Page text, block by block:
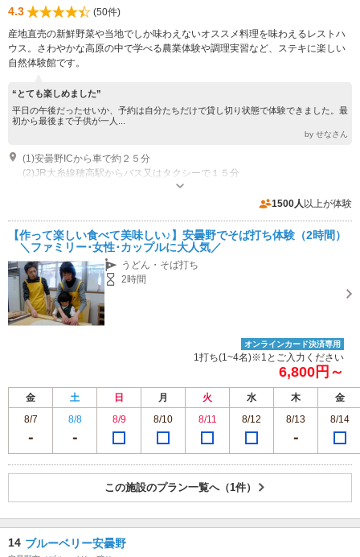
4.3
(50件)
産地直売の新鮮野菜や当地でしか味わえないオススメ料理を味わえるレストハ
ウス。さわやかな高原の中で学べる農業体験や調理実習など、ステキに楽しい
自然体験館です。
“とても楽しめました”
平日の午後だったせいか、予約は自分たちだけで貸し切り状態で体験できました。最
初から最後まで子供が一人...
by せなさん
(1)安曇野ICから車で約２５分
(2)JR大糸線穂高駅からバス又はタクシーで１５分
営業時間：８：３０～１７：００（１０／１～４／２４）
1500人 以上が体験
【作って楽しい食べて美味しい♪】安曇野でそば打ち体験（2時間）
＼ファミリー･女性･カップルに大人気／
うどん・そば打ち
2時間
オンラインカード決済専用
1打ち(1~4名)※1とご入力ください
6,800円～
金 土 日 月 火 水 木
金
8/7
8/8 8/9 8/10 8/11 8/12 8/13 8/14
この施設のプラン一覧へ（1件）
14 ブルーベリー安曇野